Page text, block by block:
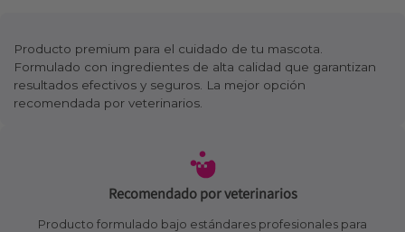
Producto premium para el cuidado de tu mascota.
Formulado con ingredientes de alta calidad que garantizan
resultados efectivos y seguros. La mejor opción
recomendada por veterinarios.
Recomendado por veterinarios
Producto formulado bajo estándares profesionales para